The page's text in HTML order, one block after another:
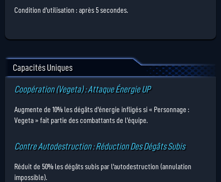
Condition d'utilisation : après 5 secondes.
Capacités Uniques
Coopération (Vegeta) : Attaque Énergie UP
Augmente de 10% les dégâts d'énergie infligés si « Personnage :
Vegeta » fait partie des combattants de l'équipe.
Contre Autodestruction : Réduction Des Dégâts Subis
Réduit de 50% les dégâts subis par l'autodestruction (annulation
impossible).